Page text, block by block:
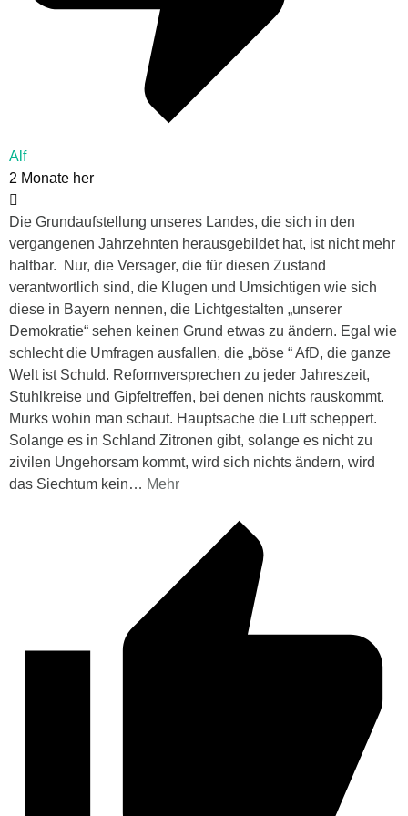
Alf
2 Monate her
Die Grundaufstellung unseres Landes, die sich in den
vergangenen Jahrzehnten herausgebildet hat, ist nicht mehr
haltbar. Nur, die Versager, die für diesen Zustand
verantwortlich sind, die Klugen und Umsichtigen wie sich
diese in Bayern nennen, die Lichtgestalten „unserer
Demokratie“ sehen keinen Grund etwas zu ändern. Egal wie
schlecht die Umfragen ausfallen, die „böse “ AfD, die ganze
Welt ist Schuld. Reformversprechen zu jeder Jahreszeit,
Stuhlkreise und Gipfeltreffen, bei denen nichts rauskommt.
Murks wohin man schaut. Hauptsache die Luft scheppert.
Solange es in Schland Zitronen gibt, solange es nicht zu
zivilen Ungehorsam kommt, wird sich nichts ändern, wird
das Siechtum kein… Mehr